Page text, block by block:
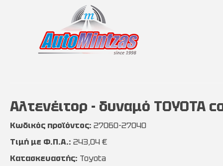
Αλτενέιτορ - δυναμό TOYOTA
Κωδικός προϊόντος: 27060-27040
Τιμή με Φ.Π.Α.: 243,04 €
Κατασκευαστής: Toyota